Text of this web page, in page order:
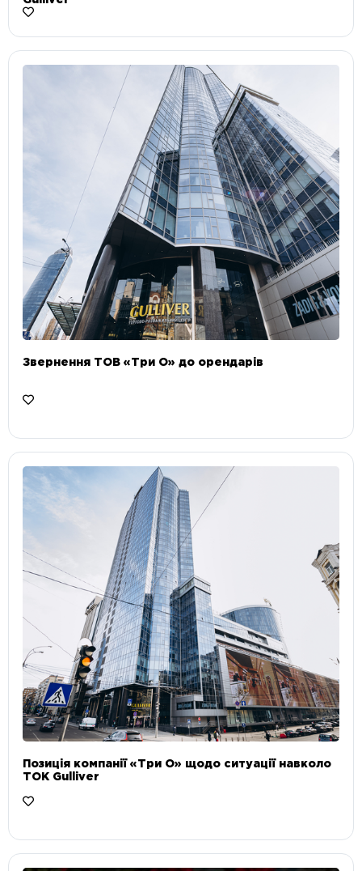
Звернення ТОВ «Три О» до орендарів
Позиція компанії «Три О» щодо ситуації навколо
ТОК Gulliver